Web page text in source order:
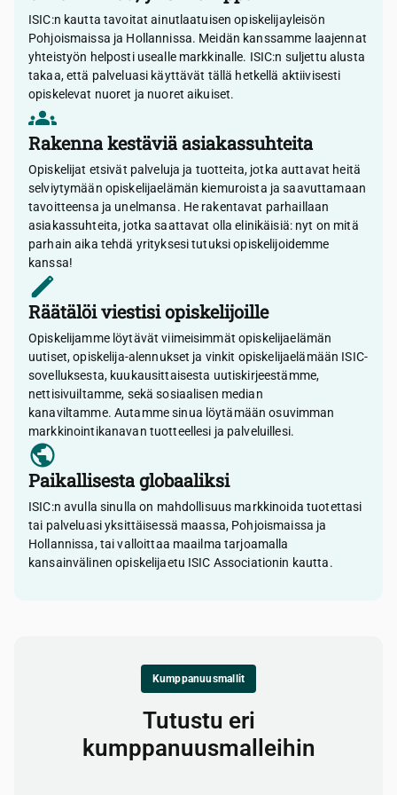
ISIC:n kautta tavoitat ainutlaatuisen opiskelijayleisön
Pohjoismaissa ja Hollannissa. Meidän kanssamme laajennat
yhteistyön helposti usealle markkinalle. ISIC:n suljettu alusta
takaa, että palveluasi käyttävät tällä hetkellä aktiivisesti
opiskelevat nuoret ja nuoret aikuiset.
Rakenna kestäviä asiakassuhteita
Opiskelijat etsivät palveluja ja tuotteita, jotka auttavat heitä
selviytymään opiskelijaelämän kiemuroista ja saavuttamaan
tavoitteensa ja unelmansa. He rakentavat parhaillaan
asiakassuhteita, jotka saattavat olla elinikäisiä: nyt on mitä
parhain aika tehdä yrityksesi tutuksi opiskelijoidemme
kanssa!
Räätälöi viestisi opiskelijoille
Opiskelijamme löytävät viimeisimmät opiskelijaelämän
uutiset, opiskelija-alennukset ja vinkit opiskelijaelämään ISIC-
sovelluksesta, kuukausittaisesta uutiskirjeestämme,
nettisivuiltamme, sekä sosiaalisen median
kanaviltamme. Autamme sinua löytämään osuvimman
markkinointikanavan tuotteellesi ja palveluillesi.
Paikallisesta globaaliksi
ISIC:n avulla sinulla on mahdollisuus markkinoida tuotettasi
tai palveluasi yksittäisessä maassa, Pohjoismaissa ja
Hollannissa, tai valloittaa maailma tarjoamalla
kansainvälinen opiskelijaetu ISIC Associationin kautta.
Kumppanuusmallit
Tutustu eri
kumppanuusmalleihin